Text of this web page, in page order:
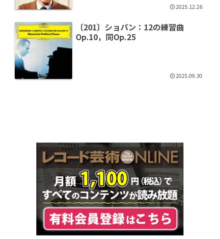
2025.12.26
〔201〕ショパン：12の練習曲
Op.10，同Op.25
2025.09.30